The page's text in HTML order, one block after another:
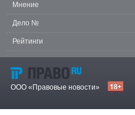
Мнение
Дело №
Рейтинги
ООО «Правовые новости»